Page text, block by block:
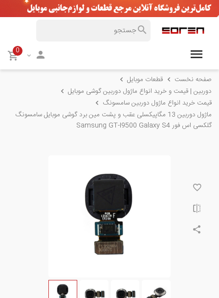
0
صفحه نخست
قطعات موبایل
دوربین | قیمت و خرید انواع ماژول دوربین گوشی موبایل
قیمت خرید انواع ماژول دوربین سامسونگ
ماژول دوربین 13 مگاپیکسلی عقب و پشت مین برد گوشی موبایل سامسونگ
گلکسی اس فور Samsung GT-I9500 Galaxy S4